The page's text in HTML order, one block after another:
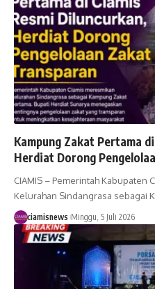
Kampung Zakat Pertama
Herdiat Dorong
CIAMIS – Pemerintah Kabupaten
Kelurahan Sindangrasa sebagai
ciamisnews Minggu, 5 Juli 2026